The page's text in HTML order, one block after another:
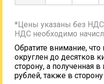
*Цены указаны без
НДС необходимо
Обратите внимание,
округлен до десятков
сторону, а полученная
рублей, также в